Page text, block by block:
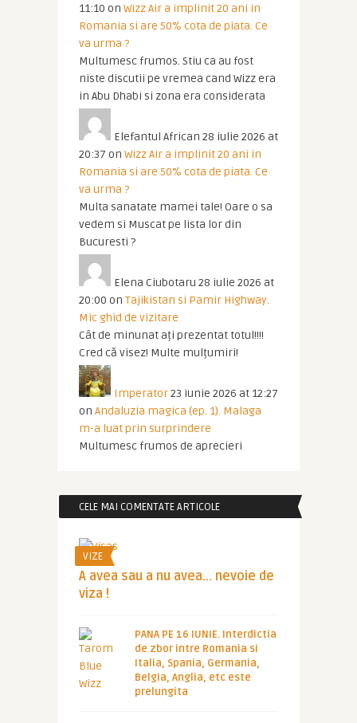
11:10 on Wizz Air a implinit 20 ani in
Romania si are 50% cota de piata. Ce
va urma ?
Multumesc frumos. Stiu ca au fost
niste discutii pe vremea cand Wizz era
in Abu Dhabi si zona era considerata
Elefantul African 28 iulie 2026 at
20:37 on Wizz Air a implinit 20 ani in
Romania si are 50% cota de piata. Ce
va urma ?
Multa sanatate mamei tale! Oare o sa
vedem si Muscat pe lista lor din
Bucuresti ?
Elena Ciubotaru 28 iulie 2026 at
20:00 on Tajikistan si Pamir Highway.
Mic ghid de vizitare
Cât de minunat ați prezentat totul!!!!
Cred că visez! Multe mulțumiri!
Imperator23 iunie 2026 at 12:27
on Andaluzia magica (ep. 1). Malaga
m-a luat prin surprindere
Multumesc frumos de aprecieri
CELE MAI COMENTATE ARTICOLE
VIZE
A avea sau a nu avea… nevoie de
viza !
PANA PE 16 IUNIE. Interdictia
de zbor intre Romania si
Italia, Spania, Germania,
Belgia, Anglia, etc este
prelungita